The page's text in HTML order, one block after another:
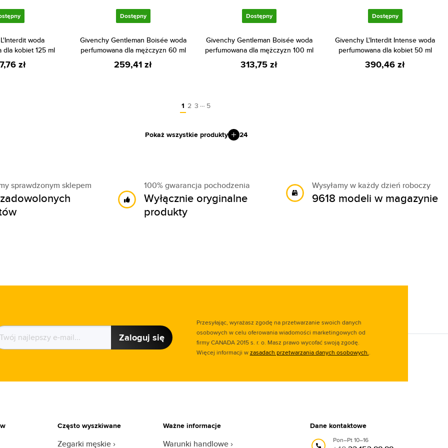
woda
dla kobiet 125 ml
zł
Dostępny
Givenchy Gentleman Boisée woda
perfumowana dla mężczyzn 60 ml
259,41 zł
Dostępny
Givenchy Gentleman Boisée woda
perfumowana dla mężczyzn 100 ml
313,75 zł
Dostępny
Givenchy L'Interdit Intense woda
perfumowana dla kobiet 50 ml
390,46 zł
1 2 3 … 5
Pokaż wszystkie produkty 24
sprawdzonym sklepem 100% gwarancja pochodzenia
Wyłącznie oryginalne
produkty
Wysyłamy w każdy dzień roboczy
9618 modeli w magazynie
Zaloguj się
Przesyłając, wyrażasz zgodę na przetwarzanie swoich danych
osobowych w celu oferowania wiadomości marketingowych od
firmy CANADA 2015 s. r. o. Masz prawo wycofać swoją zgodę.
Więcej informacji wzasadach przetwarzania danych osobowych..
Często wyszkiwane
Zegarki męskie
Ważne informacje
Warunki handlowe
Dane kontaktowe
Pon–Pt 10–16